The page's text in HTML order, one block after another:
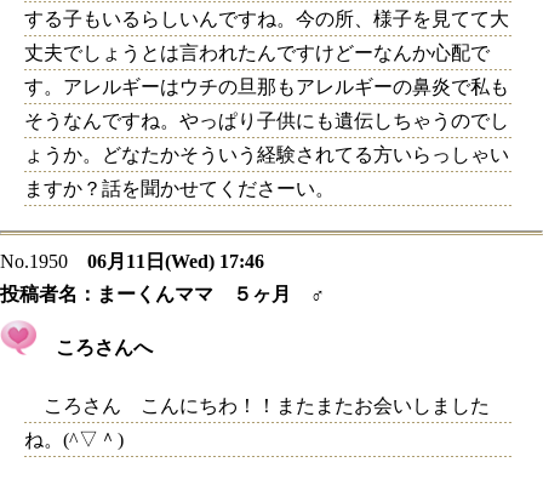
する子もいるらしいんですね。今の所、様子を見てて大
丈夫でしょうとは言われたんですけどーなんか心配で
す。アレルギーはウチの旦那もアレルギーの鼻炎で私も
そうなんですね。やっぱり子供にも遺伝しちゃうのでし
ょうか。どなたかそういう経験されてる方いらっしゃい
ますか？話を聞かせてくださーい。
No.1950
06月11日(Wed) 17:46
投稿者名： まーくんママ ５ヶ月 ♂
ころさんへ
ころさん こんにちわ！！またまたお会いしました
ね。(^▽＾)